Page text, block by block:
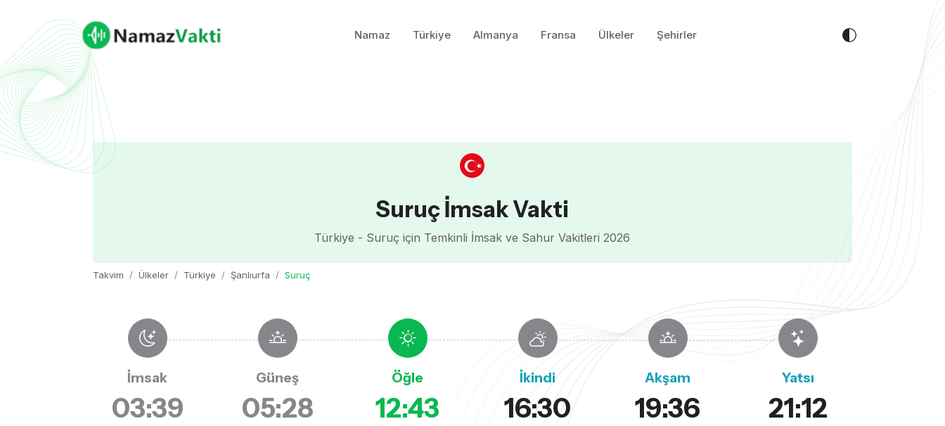
Namaz Türkiye Almanya Fransa Ülkeler Şehirler
Suruç İmsak Vakti
Türkiye - Suruç için Temkinli İmsak ve Sahur Vakitleri 2026
Takvim Ülkeler Türkiye Şanlıurfa Suruç
İmsak
03:39
Güneş
05:28
Öğle
12:43
İkindi
16:30
Akşam
19:36
Yatsı
21:12